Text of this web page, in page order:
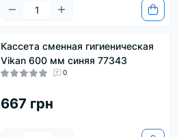
Кассета сменная гигиеническая
Vikan 600 мм синяя 77343
0
667 грн